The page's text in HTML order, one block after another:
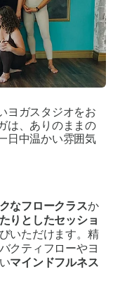
ヨガスタジオをお
は、ありのままの
日中温かい雰囲気
なフロークラスか
りとしたセッショ
いただけます。精
クティフローやヨ
マインドフルネス